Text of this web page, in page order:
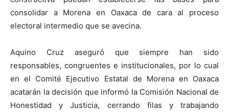
consolidar a Morena en Oaxaca de cara al proceso
electoral intermedio que se avecina.
Aquino Cruz aseguró que siempre han sido
responsables, congruentes e institucionales, por lo cual
en el Comité Ejecutivo Estatal de Morena en Oaxaca
acatarán la decisión que informó la Comisión Nacional de
Honestidad y Justicia, cerrando filas y trabajando